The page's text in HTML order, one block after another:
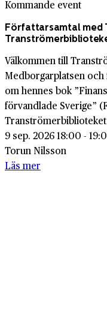
Kommande event
Författarsamtal med
Välkommen till
Medborgarplatsen
om hennes bok
förvandlade Sverige”
Tranströmerbiblioteket
9 sep. 2026 18:00 -
Torun Nilsson
Läs mer